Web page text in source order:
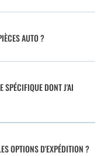
AUTO ?
SPÉCIFIQUE DONT J'AI
OPTIONS D'EXPÉDITION ?